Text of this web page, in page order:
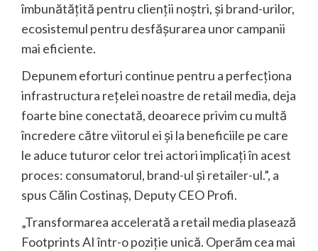
îmbunătățită pentru clienții noștri, și brand-urilor,
ecosistemul pentru desfășurarea unor campanii
mai eficiente.
Depunem eforturi continue pentru a perfecționa
infrastructura rețelei noastre de retail media, deja
foarte bine conectată, deoarece privim cu multă
încredere către viitorul ei și la beneficiile pe care
le aduce tuturor celor trei actori implicați în acest
proces: consumatorul, brand-ul și retailer-ul.”, a
spus Călin Costinaș, Deputy CEO Profi.
„Transformarea accelerată a retail media plasează
Footprints AI într-o poziție unică. Operăm cea mai